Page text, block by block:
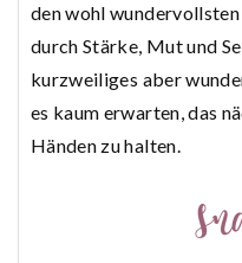
den wohl
durch Stärke, Mut und
kurzweiliges aber
es kaum erwarten, das
Händen zu halten.